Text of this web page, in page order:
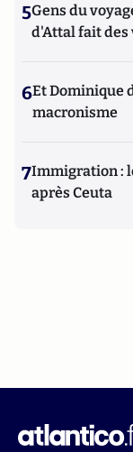
5Gens du
d'Attal fait des
6Et Dominique
macronisme
7Immigration :
après Ceuta